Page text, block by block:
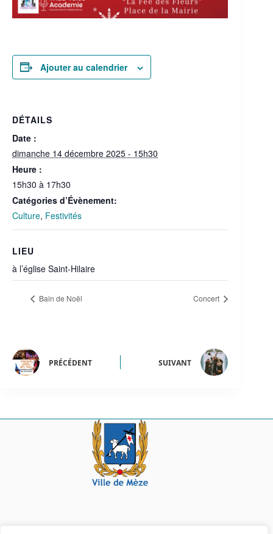
Ajouter au calendrier
DÉTAILS
Date :
dimanche 14 décembre 2025 - 15h30
Heure :
15h30 à 17h30
Catégories d’Évènement:
Culture, Festivités
LIEU
à l’église Saint-Hilaire
Bain de Noël Concert
PRÉCÉDENT SUIVANT